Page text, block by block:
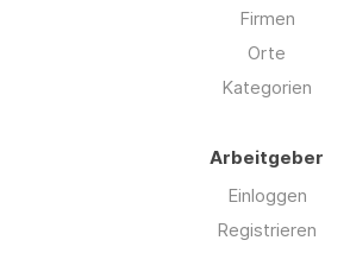
Firmen
Orte
Kategorien
Arbeitgeber
Einloggen
Registrieren